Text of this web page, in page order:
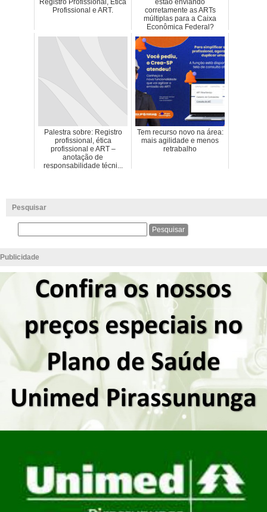
Registro Profissional, Ética
Profissional e ART.
estão enviando
corretamente as ARTs
múltiplas para a Caixa
Econômica Federal?
Palestra sobre: Registro
profissional, ética
profissional e ART –
anotação de
responsabilidade técni...
Tem recurso novo na área:
mais agilidade e menos
retrabalho
Pesquisar
Publicidade